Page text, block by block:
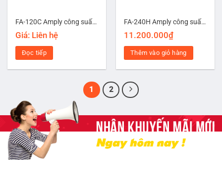
FA-120C Amply công suất 120W tích hợp USB/SD/Bluetooth/FM/Echo
Giá: Liên hệ
Đọc tiếp
FA-240H Amply công suất 240W tích hợp USB/SD/Bluetooth
11.200.000₫
Thêm vào giỏ hàng
1 2